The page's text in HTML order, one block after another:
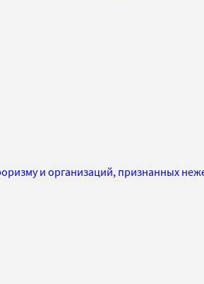
и организаций, признанных